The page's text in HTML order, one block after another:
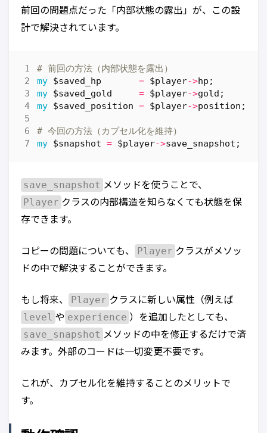
前回の問題点だった「内部状態の露出」が、この設
計で解決されています。
# 前回の方法（内部状態を露出）
my $saved_hp = $player->hp ;
my $saved_gold = $player->gold ;
my $saved_position = $player->position ;
# 今回の方法（カプセル化を維持）
my $snapshot = $player->save_snapshot ;
save_snapshot メソッドを使うことで、
Player クラスの内部構造を知らなくても状態を保
存できます。
コピーの問題についても、 Player クラスがメソッ
ドの中で解決することができます。
もし将来、 Player クラスに新しい属性（例えば
level や experience ）を追加したとしても、
save_snapshot メソッドの中を修正するだけで済
みます。外部のコードは一切変更不要です。
これが、カプセル化を維持することのメリットで
す。